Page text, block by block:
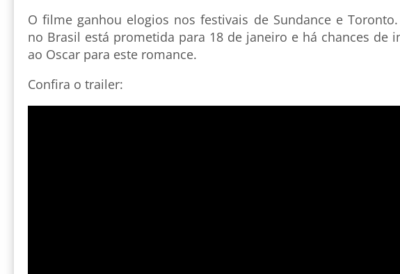
O filme ganhou elogios nos festivais de Sundance e
no Brasil está prometida para 18 de janeiro e há chances de
ao Oscar para este romance.
Confira o trailer: